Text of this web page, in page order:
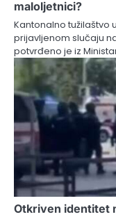
maloljetnici?
Kantonalno tužilaštvo
prijavljenom slučaju
potvrđeno je iz
Otkriven identitet